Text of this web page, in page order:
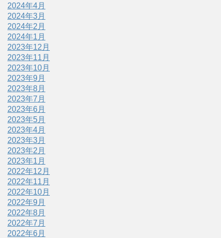
2024年4月
2024年3月
2024年2月
2024年1月
2023年12月
2023年11月
2023年10月
2023年9月
2023年8月
2023年7月
2023年6月
2023年5月
2023年4月
2023年3月
2023年2月
2023年1月
2022年12月
2022年11月
2022年10月
2022年9月
2022年8月
2022年7月
2022年6月